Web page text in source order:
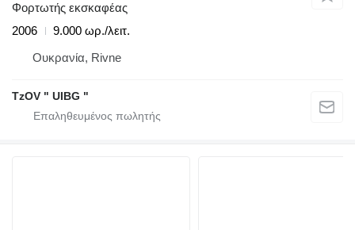
Φορτωτής εκσκαφέας
2006
9.000 ωρ./λειτ.
Ουκρανία, Rivne
TzOV " UIBG "